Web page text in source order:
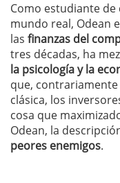
Como estudiante
mundo real, Odean
las finanzas del
tres décadas, ha
la psicología y la
que,
clásica, los
cosa que
Odean, la
peores enemigos.